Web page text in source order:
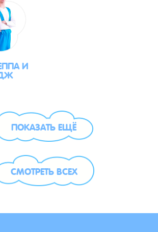
И
ПОКАЗАТЬ ЕЩЁ
СМОТРЕТЬ ВСЕХ